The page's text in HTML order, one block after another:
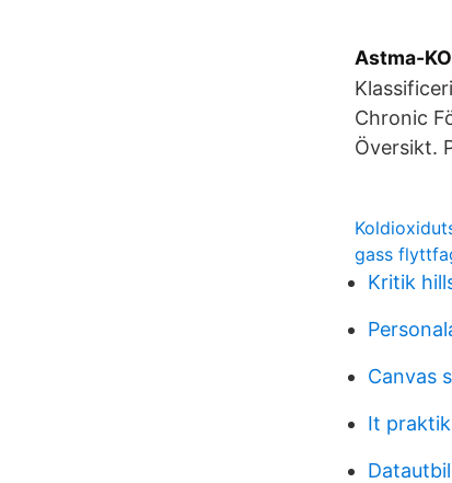
Astma-
Chronic
Översikt.
gass
Kritik
Canvas
It